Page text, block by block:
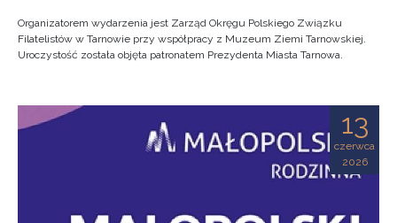
Organizatorem wydarzenia jest Zarząd Okręgu Polskiego Związku
Filatelistów w Tarnowie przy współpracy z Muzeum Ziemi Tarnowskiej.
Uroczystość została objęta patronatem Prezydenta Miasta Tarnowa.
13
czerwca
2026